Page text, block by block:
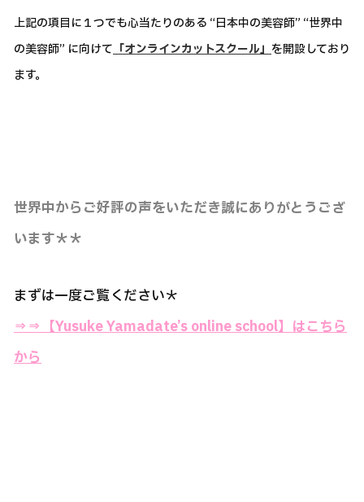
上記の項目に１つでも心当たりのある “日本中の美容師” “世界中
の美容師” に向けて 「オンラインカットスクール」 を開設しており
ます。
世界中からご好評の声をいただき誠にありがとうござ
います＊＊
まずは一度ご覧ください＊
⇒⇒【Yusuke Yamadate’s online school】はこちら
から